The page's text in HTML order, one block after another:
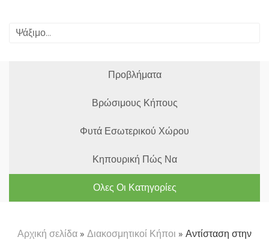
Προβλήματα
Βρώσιμους Κήπους
Φυτά Εσωτερικού Χώρου
Κηπουρική Πώς Να
Ολες Οι Κατηγορίες
Αρχική σελίδα » Διακοσμητικοί Κήποι » Αντίσταση στην